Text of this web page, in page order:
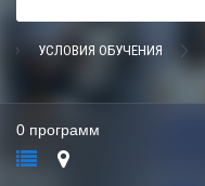
УСЛОВИЯ ОБУЧЕНИЯ
0 программ